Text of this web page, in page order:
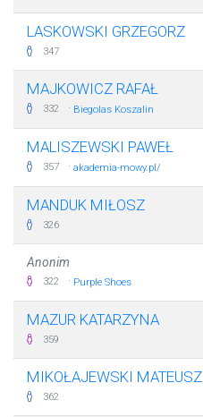
LASKOWSKI GRZEGORZ
347
MAJKOWICZ RAFAŁ
332 · Biegolas Koszalin
MALISZEWSKI PAWEŁ
357 · akademia-mowy.pl/
MANDUK MIŁOSZ
326
Anonim
322 · Purple Shoes
MAZUR KATARZYNA
359
MIKOŁAJEWSKI MATEUSZ
362